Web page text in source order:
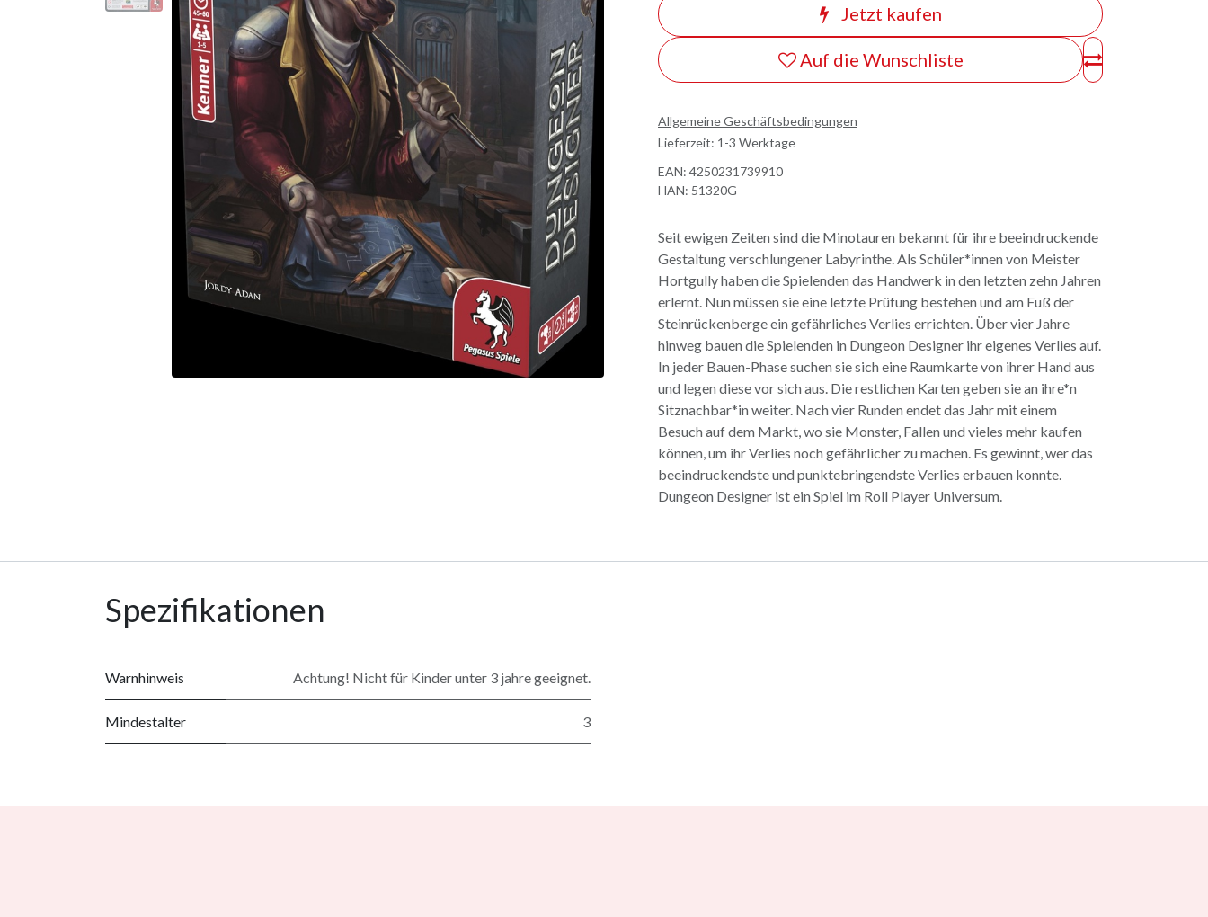
Jetzt kaufen
Auf die Wunschliste
Allgemeine Geschäftsbedingungen
Lieferzeit: 1-3 Werktage
EAN: 4250231739910
HAN: 51320G
Seit ewigen Zeiten sind die Minotauren bekannt für ihre beeindruckende
Gestaltung verschlungener Labyrinthe. Als Schüler*innen von Meister
Hortgully haben die Spielenden das Handwerk in den letzten zehn Jahren
erlernt. Nun müssen sie eine letzte Prüfung bestehen und am Fuß der
Steinrückenberge ein gefährliches Verlies errichten. Über vier Jahre
hinweg bauen die Spielenden in Dungeon Designer ihr eigenes Verlies auf.
In jeder Bauen-Phase suchen sie sich eine Raumkarte von ihrer Hand aus
und legen diese vor sich aus. Die restlichen Karten geben sie an ihre*n
Sitznachbar*in weiter. Nach vier Runden endet das Jahr mit einem
Besuch auf dem Markt, wo sie Monster, Fallen und vieles mehr kaufen
können, um ihr Verlies noch gefährlicher zu machen. Es gewinnt, wer das
beeindruckendste und punktebringendste Verlies erbauen konnte.
Dungeon Designer ist ein Spiel im Roll Player Universum.
Spezifikationen
Warnhinweis Achtung! Nicht für Kinder unter 3 jahre geeignet.
Mindestalter 3